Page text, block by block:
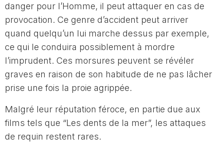
danger pour l’Homme, il peut attaquer en cas de
provocation. Ce genre d’accident peut arriver
quand quelqu’un lui marche dessus par exemple,
ce qui le conduira possiblement à mordre
l’imprudent. Ces morsures peuvent se révéler
graves en raison de son habitude de ne pas lâcher
prise une fois la proie agrippée.
Malgré leur réputation féroce, en partie due aux
films tels que “Les dents de la mer”, les attaques
de requin restent rares.